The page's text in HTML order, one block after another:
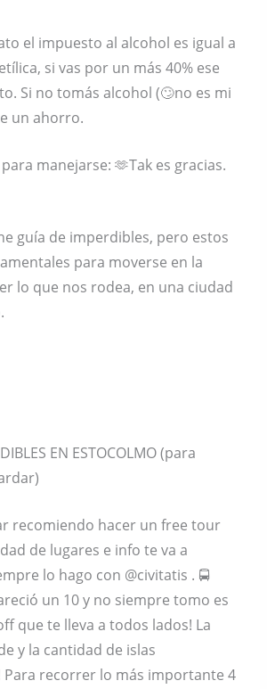
el impuesto al alcohol es igual a
si vas por un más 40% ese
Si no tomás alcohol (🙄no es mi
un ahorro.
manejarse: 🫶Tak es gracias.
guía de imperdibles, pero estos
para moverse en la
lo que nos rodea, en una ciudad
EN ESTOCOLMO (para
recomiendo hacer un free tour
de lugares e info te va a
lo hago con @civitatis . 🚍
un 10 y no siempre tomo es
que te lleva a todos lados! La
y la cantidad de islas
recorrer lo más importante 4